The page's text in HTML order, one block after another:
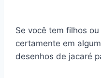
Se você tem filhos
certamente em
desenhos de jacaré